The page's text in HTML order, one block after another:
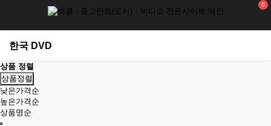
0
한국 DVD
상품 정렬
상품정렬
낮은가격순
높은가격순
상품명순